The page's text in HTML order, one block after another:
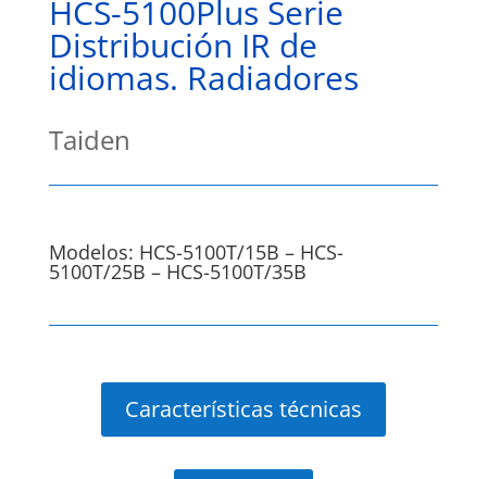
HCS-5100Plus Serie
Distribución IR de
idiomas. Radiadores
Taiden
Modelos: HCS-5100T/15B – HCS-
5100T/25B – HCS-5100T/35B
Características técnicas